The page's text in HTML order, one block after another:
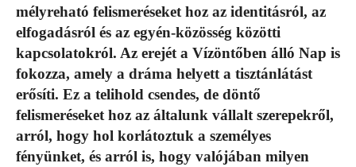
mélyreható felismeréseket hoz az identitásról, az
elfogadásról és az egyén-közösség közötti
kapcsolatokról. Az erejét a Vízöntőben álló Nap is
fokozza, amely a dráma helyett a tisztánlátást
erősíti. Ez a telihold csendes, de döntő
felismeréseket hoz az általunk vállalt szerepekről,
arról, hogy hol korlátoztuk a személyes
fényünket, és arról is, hogy valójában milyen